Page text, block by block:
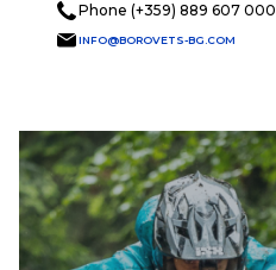
Phone (+359) 889 607 000
INFO@BOROVETS-BG.COM